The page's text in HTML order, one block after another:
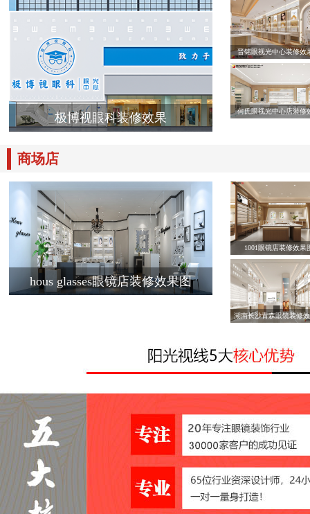
极博视眼科装修效果
晋铭眼视光中心装修效
何氏眼视光中心店装修
商场店
hous glasses眼镜店装修效果图
1001眼镜店装修效果
湖南长沙青森眼镜装修